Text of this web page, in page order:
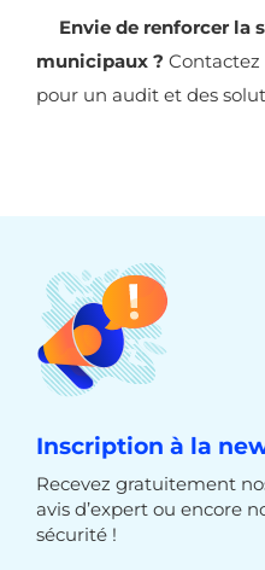
Envie de renforcer la
municipaux ? Contactez
pour un audit et des
Inscription à la
Recevez gratuitement
avis d’expert ou encore
sécurité !